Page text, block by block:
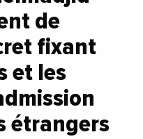
de
fixant
et les
étrangers